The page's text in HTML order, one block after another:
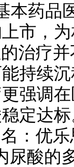
本药
市，
治疗
持续
强调
定达
：优
尿酸的